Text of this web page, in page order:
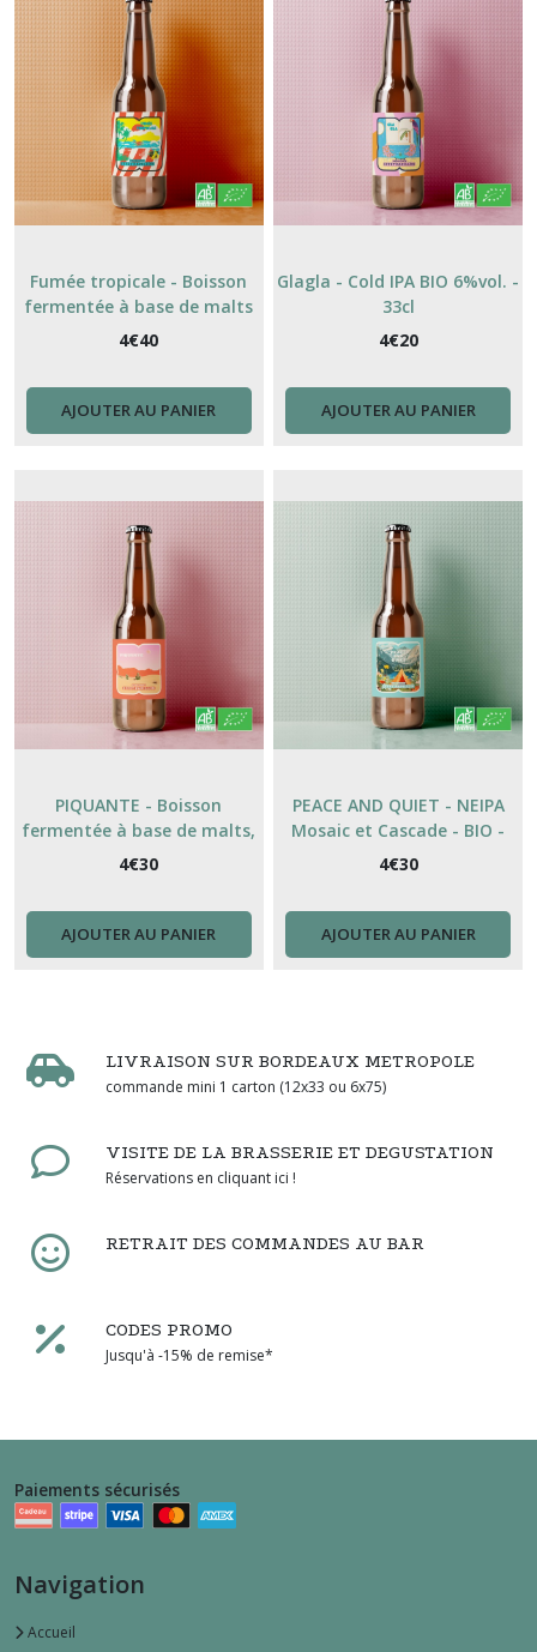
Fumée tropicale - Boisson
fermentée à base de malts
et d'ananas - BIO- 4,2% - 33cl
4€40
AJOUTER AU PANIER
Glagla - Cold IPA BIO 6%vol. -
33cl
4€20
AJOUTER AU PANIER
PIQUANTE - Boisson
fermentée à base de malts,
fraise et citron vert- BIO -
4€30
AJOUTER AU PANIER
PEACE AND QUIET - NEIPA
Mosaic et Cascade - BIO -
6%vol. 33cl
4€30
AJOUTER AU PANIER
LIVRAISON SUR BORDEAUX METROPOLE
commande mini 1 carton (12x33 ou 6x75)
VISITE DE LA BRASSERIE ET DEGUSTATION
Réservations en cliquant ici !
RETRAIT DES COMMANDES AU BAR
CODES PROMO
Jusqu'à -15% de remise*
Paiements sécurisés
Navigation
Accueil